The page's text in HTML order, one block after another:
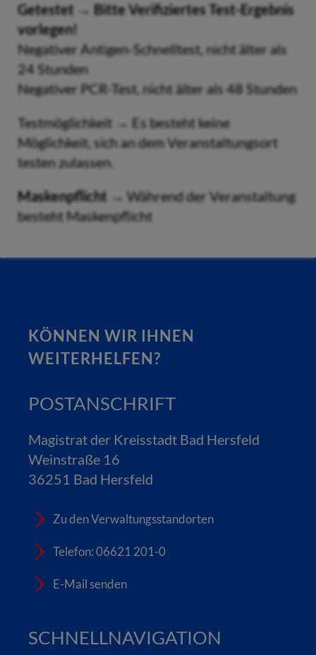
Getestet → Bitte Verifiziertes Test-Ergebnis
vorlegen!
Negativer Antigen-Schnelltest, nicht älter als
24 Stunden
Negativer PCR-Test, nicht älter als 48 Stunden
Testmöglichkeit → Es besteht keine
Möglichkeit, sich an dem Veranstaltungsort
testen zulassen.
Maskenpflicht → Während der Veranstaltung
besteht Maskenpflicht
KÖNNEN WIR IHNEN
WEITERHELFEN?
POSTANSCHRIFT
Magistrat der Kreisstadt Bad Hersfeld
Weinstraße 16
36251 Bad Hersfeld
Zu den Verwaltungsstandorten
Telefon: 06621 201-0
E-Mail senden
SCHNELLNAVIGATION